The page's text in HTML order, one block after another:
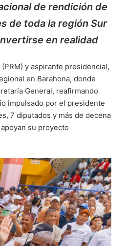
de rendición de
de toda la región Sur
en realidad
y aspirante presidencial,
en Barahona, donde
General, reafirmando
impulsado por el presidente
7 diputados y más de decena
su proyecto